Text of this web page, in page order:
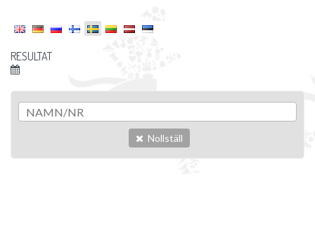
RESULTAT
Nollställ